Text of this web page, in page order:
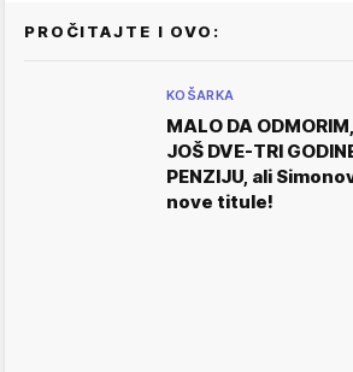
PROČITAJTE I OVO:
KOŠARKA
MALO DA
JOŠ DVE-TRI
PENZIJU, ali
nove titule!